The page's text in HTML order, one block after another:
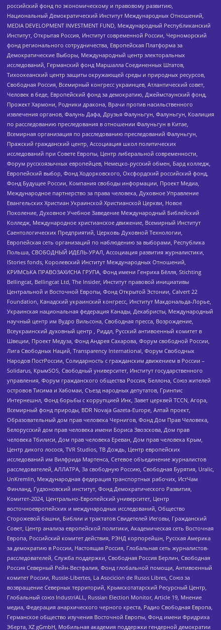
российский фонд по экономическому и правовому развитию,
Национальный Демократический Институт Международных Отношений,
MEDIA DEVELOPMENT INVESTMENT FUND, Международный Республиканский
Институт, Открытая Россия, Институт современной России, Черноморский
фонд регионального сотрудничества, Европейская Платформа за
Демократические Выборы, Международный центр электоральных
исследований, Германский фонд Маршалла Соединенных Штатов,
Тихоокеанский центр защиты окружающей среды и природных ресурсов,
Свободная Россия, Всемирный конгресс украинцев, Атлантический совет,
Человек в беде, Европейский фонд за демократию, Джеймстаунский фонд,
Прожект Хармони, Родники дракона, Врачи против насильственного
извлечения органов, Фалунь Дафа, Друзья Фалуньгун, Фалуньгун, Коалиция
по расследованию преследования в отношении Фалуньгун в Китае,
Всемирная организация по расследованию преследований Фалуньгун,
Пражский гражданский центр, Ассоциация школ политических
исследований при Совете Европы, Центр либеральной современности,
Форум русскоязычных европейцев, Немецко-русский обмен, Бард колледж,
Европейский выбор, Фонд Ходорковского, Оксфордский российский фонд,
Фонд Будущее России, Компания свободы информации, Проект Медиа,
Международное партнерство за права человека, Духовное Управление
Евангельских Христиан Украинской Христианской Церкви, Новое
Поколение, Духовное Учебное Заведение Международный Библейский
Колледж, Международное христианское движение, Всемирный Институт
Саентологических Предприятий, Церковь Духовной Технологии,
Европейская сеть организаций по наблюдению за выборами, Республика
Польша, СВОБОДНЫЙ ИДЕЛЬ-УРАЛ, Ассоциация развития журналистики,
IStories fonds, Королевский Институт Международных Отношений,
КРИМСЬКА ПРАВОЗАХИСНА ГРУПА, Фонд имени Генриха Бёлля, Stichting
Bellingcat, Bellingcat Ltd, The Insider, Институт правовой инициативы
Центральной и Восточной Европы, Фонд Открытой Эстонии, Calvert 22
Foundation, Канадский украинский конгресс, Институт Макдональда-Лорье,
Украинская национальная федерация Канады, Декабристы, Международный
научный центр им Вудро Вильсона, Свободная пресса, Возрождение,
Всеукраинский духовный центр , Риддл, Русский антивоенный комитет в
Швеции, Проект Медуза, Фонд Андрея Сахарова, Форум свободной России,
Лига Свободных Наций, Transparеncy International, Форум Свободных
Народов ПостРоссии, Солидарность с гражданским движением в России –
Solidarus, КрымSOS, Свободный университет, Институт государственного
управления, Форум гражданского общества Россия, Беллона, Союз жителей
островов Тисима и Хабомаи, Съезд народных депутатов, Гринпис
Интернешнл, Фонд борьбы с коррупцией Инк, Завет церквей TCCN, Агора,
Всемирный фонд природы, BDR Novaja Gazeta-Europe, Алтай проект,
Образовательный дом прав человека Чернигов, Фонд Дом Прав Человека,
Белорусский дом прав человека имени Бориса Звозскова, Дом прав
человека Тбилиси, Дом прав человека Ереван, Дом прав человека Крым,
Центр дикого лосося, TVR Studios, ТВ Дождь, Центр европейских
исследований им Вилфрида Мартенса, Сетевое объединение журналистов
расследователей, АЛЛАТРА, За свободную Россию, Свободная Бурятия, Uralic,
UnKremlin, Международная федерация транспортных рабочих, ИстЧам
Финланд, Гудзоновский институт, Фонд Демократического Развития,
Комитет-2024, Центрально-Европейский университет, Центр
восточноевропейских и международных исследований, Общество
Сторожевой башни, Библии и трактатов Свидетелей Иеговы, Гражданский
Совет, Центр анализа европейской политики, Академическая сеть Восточная
Европа, Российский комитет действия, РЭНД корпорейшн, Русская Америка
за демократию в России, Настоящая Россия, Глобальная сеть журналистов-
расследователей, Служба поддержки, Свободная Россия Берлин, Свободная
Россия Северный Рейн-Вестфалия, Фонд глобальной помощи, Антивоенный
комитет России, Russie-Libertes, La Asocicion de Rusos Libres, Союз за
возвращение Северных территорий, Крымскотатарский Ресурсный Центр,
Глобальный союз IndustriALL, Russian Election Monitor, Article 19, Мнение
медиа, Федерация анархического черного креста, Радио Свободная Европа,
Германское общество изучения Восточной Европы, Фонд имени Фридриха
Эберта, XZ gGmbH, Мобильная академия поддержки гендерной демократии